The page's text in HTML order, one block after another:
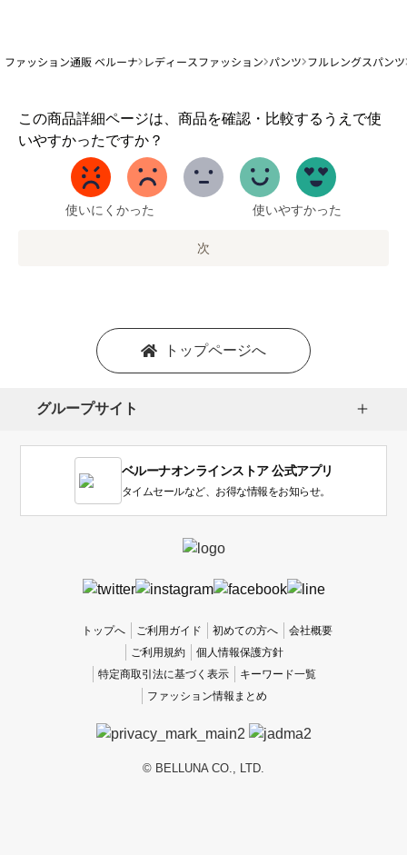
ファッション通販 ベルーナ レディースファッション パンツ フルレングスパンツ
この商品詳細ページは、商品を確認・比較するうえで使
いやすかったですか？
1
か
い
使いにくかった 使いやすかった
次
トップページへ
グループサイト
ベルーナオンラインストア 公式アプリ
タイムセールなど、お得な情報をお知らせ。
トップへ ご利用ガイド 初めての方へ
会社概要
ご利用規約
個人情報保護方針
特定商取引法に基づく表示
キーワード一覧
ファッション情報まとめ
© BELLUNA CO., LTD.